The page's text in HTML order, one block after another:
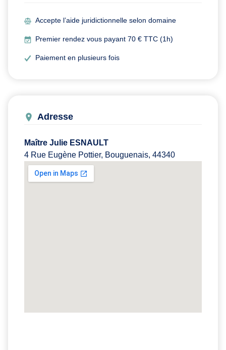
Accepte l’aide juridictionnelle selon domaine
Premier rendez vous payant 70 € TTC (1h)
Paiement en plusieurs fois
Adresse
Maître Julie ESNAULT
4 Rue Eugène Pottier, Bouguenais, 44340